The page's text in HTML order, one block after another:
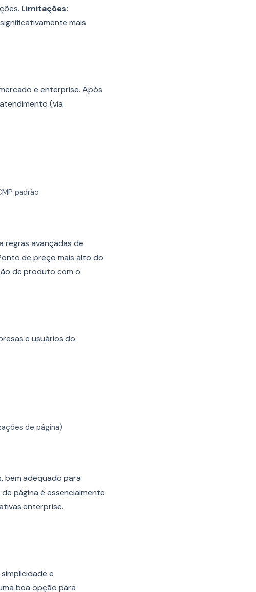
Limitações:
mais
e enterprise. Após
(via
padrão
regras avançadas de
de preço mais alto do
de produto com o
e usuários do
de página)
bem adequado para
página é essencialmente
enterprise.
e
boa opção para